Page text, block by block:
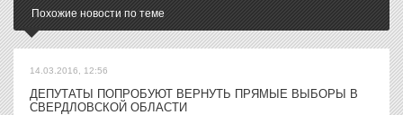
Похожие новости по теме
14.03.2016, 12:56
ДЕПУТАТЫ ПОПРОБУЮТ ВЕРНУТЬ ПРЯМЫЕ ВЫБОРЫ В
СВЕРДЛОВСКОЙ ОБЛАСТИ